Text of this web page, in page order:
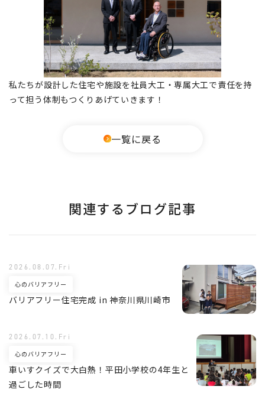
私たちが設計した住宅や施設を社員大工・専属大工で責任を持
って担う体制もつくりあげていきます！
一覧に戻る
関連するブログ記事
バリアフリー住宅完成 in 神奈川県川崎市
心のバリアフリー
2026.08.07.Fri
車いすクイズで大白熱！平田小学校の4年生と
過ごした時間
心のバリアフリー
2026.07.10.Fri